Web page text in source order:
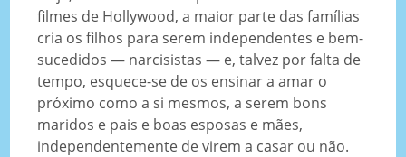
filmes de Hollywood, a maior parte das famílias
cria os filhos para serem independentes e bem-
sucedidos — narcisistas — e, talvez por falta de
tempo, esquece-se de os ensinar a amar o
próximo como a si mesmos, a serem bons
maridos e pais e boas esposas e mães,
independentemente de virem a casar ou não.